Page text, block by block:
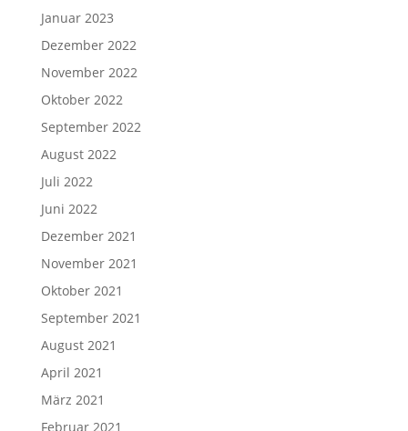
Januar 2023
Dezember 2022
November 2022
Oktober 2022
September 2022
August 2022
Juli 2022
Juni 2022
Dezember 2021
November 2021
Oktober 2021
September 2021
August 2021
April 2021
März 2021
Februar 2021